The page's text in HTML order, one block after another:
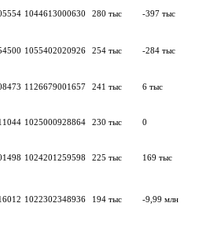
1044613000630 280 тыс -397 тыс
1055402020926 254 тыс -284 тыс
1126679001657 241 тыс 6 тыс
1025000928864 230 тыс 0
1024201259598 225 тыс 169 тыс
1022302348936 194 тыс -9,99 млн